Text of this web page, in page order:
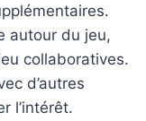
autour du jeu,
collaboratives.
d’autres
l’intérêt.